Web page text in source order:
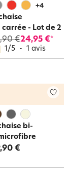
+4
- Lot de 2
€24,95 €*
1/5 - 1 avis
bi-
€